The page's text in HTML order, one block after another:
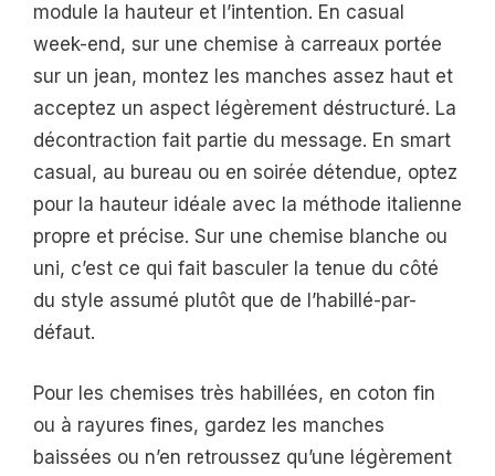
module la hauteur et l’intention. En casual
week-end, sur une chemise à carreaux portée
sur un jean, montez les manches assez haut et
acceptez un aspect légèrement déstructuré. La
décontraction fait partie du message. En smart
casual, au bureau ou en soirée détendue, optez
pour la hauteur idéale avec la méthode italienne
propre et précise. Sur une chemise blanche ou
uni, c’est ce qui fait basculer la tenue du côté
du style assumé plutôt que de l’habillé-par-
défaut.
Pour les chemises très habillées, en coton fin
ou à rayures fines, gardez les manches
baissées ou n’en retroussez qu’une légèrement